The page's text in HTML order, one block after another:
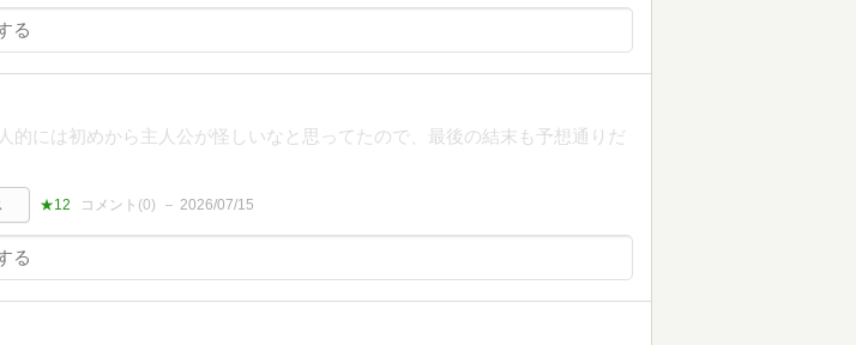
的には初めから主人公が怪しいなと思ってたので、最後の結末も予想通りだ
★12 コメント(0) 2026/07/15